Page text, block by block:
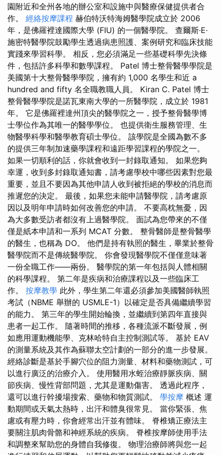
園附近和全州各地的辦公室和設施中與醫療保健提供者合
作。 經絡按摩課程 赫伯特沃特海姆醫學院成立於 2006
年，是佛羅裡達國際大學 (FIU) 的一個醫學院。 查爾斯·E·
施密特醫學院鼓勵學生透過病患照護、案例研究和臨床技能
實踐來學習科學。 相反，您必須滿足一些基礎科學先決條
件，包括許多科學和數學課程。 Patel 博士整骨醫學學院是
美國第十大整骨醫學學院，擁有約 1,000 名學生和近 a
hundred and fifty 名全職教職人員。 Kiran C. Patel 博士
整骨醫學學院是諾瓦東南大學的一所醫學院，成立於 1981
年。 它是佛羅裡達州頂尖的醫學院之一，授予整骨醫學博
士學位作為其唯一的醫學學位。 也提供衛生服務管理、生
物醫學科學和醫學教育碩士學位。 該學院是全國為數不多
的提供三年制加速藥學課程和遠距學習課程的學院之一。
如果一切順利的話，你就會收到一封錄取通知。 如果您夠
幸運，收到多封錄取通知書，請考慮學校中哪些因素對您最
重要，並且不要因為其他申請人收到被拒絕的學校的消息而
推遲您的決定。 最後，如果您未能申請醫學院，請考慮原
因以及明年申請時如何改善您的申請。 不要高枕無憂，因
為大多數受訪者都沒有上過醫學院。 面試為您帶來的不僅
僅是紙本申請和一系列 MCAT 分數。 整骨醫師是整骨醫學
的醫生，也稱為 DO。 他們是持有執照的醫生，畢業於整骨
醫學院而不是傳統醫學院。 你會發現醫學院不僅僅意味著
一份全職工作——兩份。 醫學院的第一年包括與人體相關
的科學課程。 第二年是疾病和治療課程以及一些臨床工
作。 按摩教學 此外，學生第二年還必須參加美國醫師執照
考試（NBME 舉辦的 USMLE-1）以確定是否具備繼續學習
的能力。 第三年的學生開始輪換，並繼續到第四年直接與
患者一起工作。 隨著時間的推移，各種流派不斷發展，例
如應用運動機能學、克林哈特自主控制測試等。 基於 EAV
的測量系統及其作為蘇聯太空計劃的一部分的進一步發展。
經絡診斷是基於手腳穴位的阻力測量、材料和藥物測試，可
以進行廣泛的治療介入。 使用醫用水蛭治療靜脈疾病、關
節疾病、慢性背部問題，尤其是運動傷害。 透過此程序，
還可以進行幹擾場搜索、藥物和物質測試。 學按摩 概述 運
動期間或天氣太熱時，出汗和體臭很常見。 當你緊張、焦
慮或有壓力時，你會經常出汗並有體味。 脊椎矯正療法主
要關注肌肉骨骼和神經系統的疾病。 脊椎按摩師使用手法
和調整來幫助您的身體自我修復。 物理治療師將與您一起